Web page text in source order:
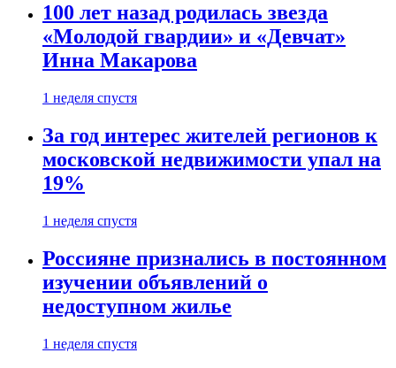
100 лет назад родилась звезда
«Молодой гвардии» и «Девчат»
Инна Макарова
1 неделя спустя
За год интерес жителей регионов к
московской недвижимости упал на
19%
1 неделя спустя
Россияне признались в постоянном
изучении объявлений о
недоступном жилье
1 неделя спустя